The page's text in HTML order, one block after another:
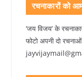
रचनाकारों को
‘जय विजय’ के
फोटो अपनी दो